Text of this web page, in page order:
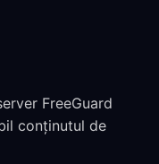
FreeGuard
conținutul de